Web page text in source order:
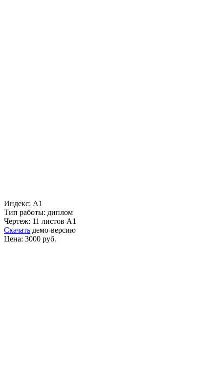
Индекс: А1
Тип работы: диплом
Чертеж: 11 листов А1
Скачать демо-версию
Цена: 3000 руб.